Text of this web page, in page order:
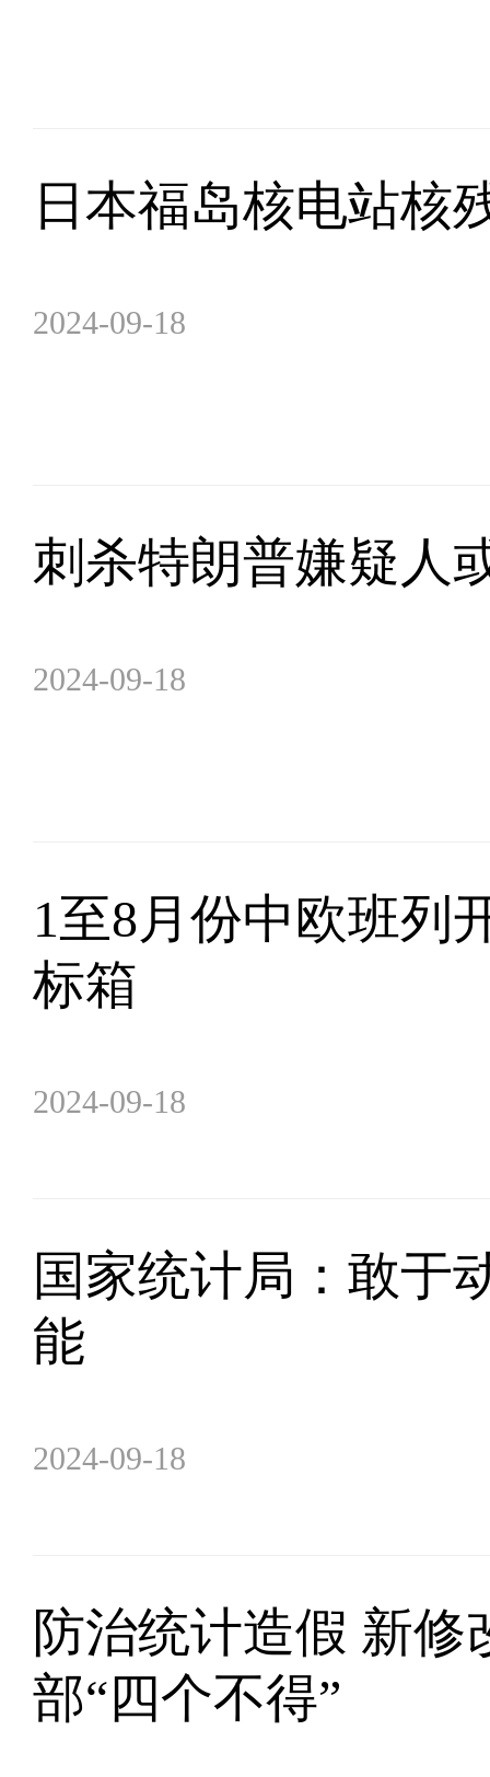
日本福岛核电站核
2024-09-18
刺杀特朗普嫌疑人
2024-09-18
1至8月份中欧班列
标箱
2024-09-18
国家统计局：敢于
能
2024-09-18
防治统计造假 新
部“四个不得”